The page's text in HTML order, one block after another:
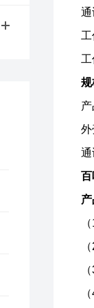
通
规
外
通
百